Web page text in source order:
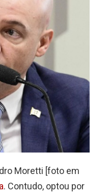
Moretti [foto em
. Contudo, optou por